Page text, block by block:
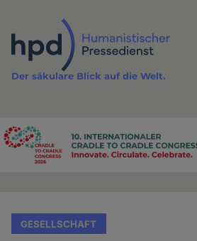
Inhalt
Der säkulare Blick auf die Welt.
Advertising
GESELLSCHAFT